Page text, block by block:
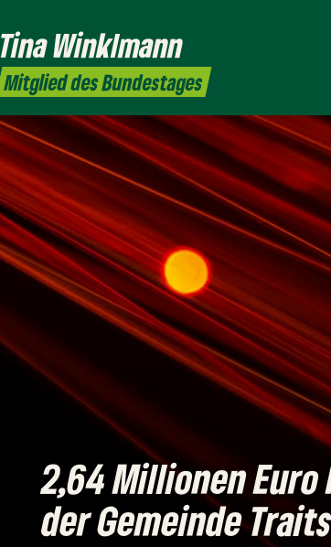
TinaWinklmann
Mitglied des Bundestages
2,64 Millionen
der Gemeinde